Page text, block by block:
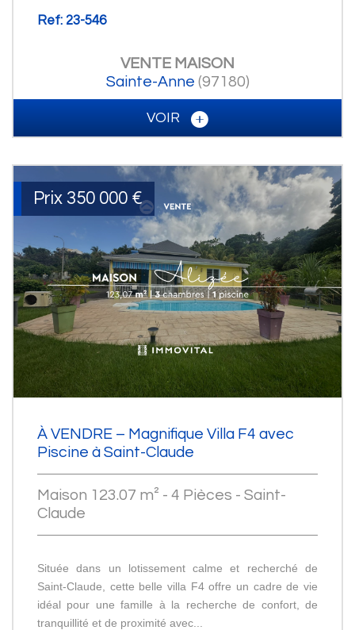
Ref: 23-546
VENTE MAISON
Sainte-Anne (97180)
VOIR
Prix 350 000 €
À VENDRE – Magnifique Villa F4 avec
Piscine à Saint-Claude
Maison 123.07 m² - 4 Pièces - Saint-
Claude
Située dans un lotissement calme et recherché de
Saint-Claude, cette belle villa F4 offre un cadre de vie
idéal pour une famille à la recherche de confort, de
tranquillité et de proximité avec...